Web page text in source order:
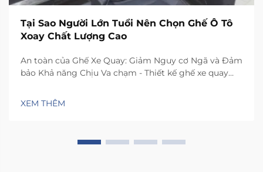
Tại Sao Người Lớn Tuổi Nên Chọn Ghế Ô Tô
Xoay Chất Lượng Cao
An toàn của Ghế Xe Quay: Giảm Nguy cơ Ngã và Đảm
bảo Khả năng Chịu Va chạm - Thiết kế ghế xe quay
chuyển. Ghế có cơ chế xoay đặc biệt giúp xoay 90 độ
về phía cửa xe, nhờ đó người dùng...
XEM THÊM